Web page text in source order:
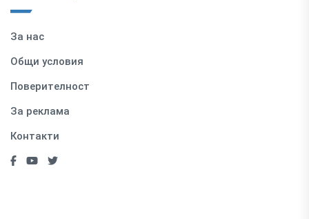
За нас
Общи условия
Поверителност
За реклама
Контакти